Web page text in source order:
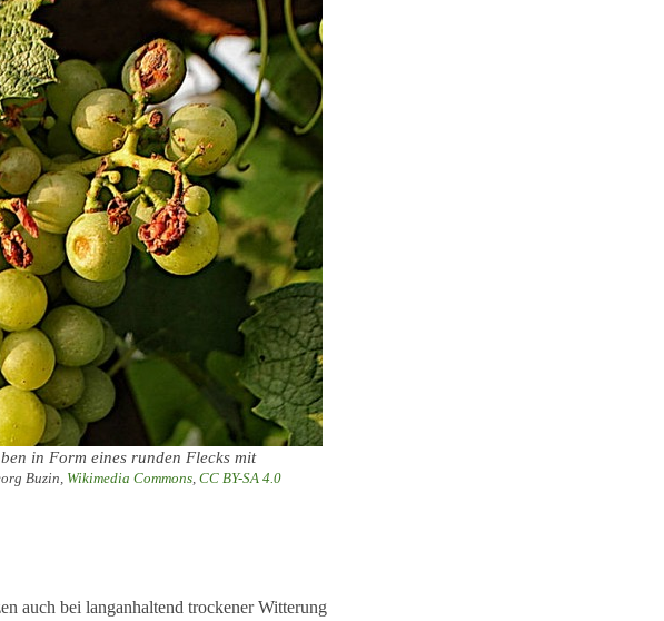
in Form eines runden Flecks mit
Buzin, Wikimedia Commons, CC BY-SA 4.0
auch bei langanhaltend trockener Witterung